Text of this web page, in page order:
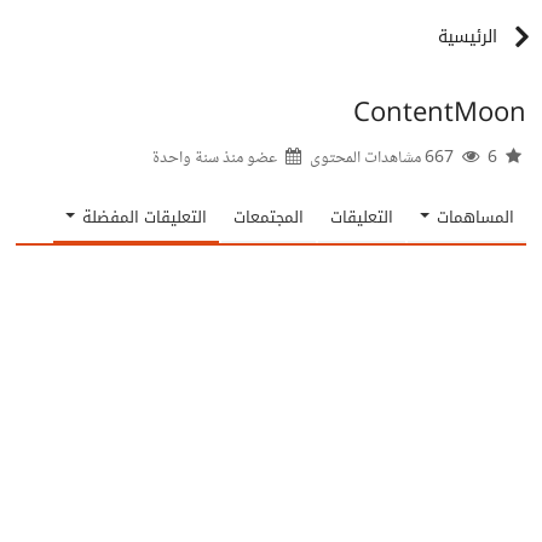
الرئيسية
ContentMoon
عضو منذسنة واحدة
المساهمات التعليقات المجتمعات التعليقات المفضلة